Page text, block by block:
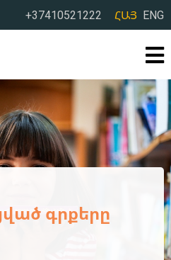
+37410521222 ՀԱՅ ENG
լի
ու